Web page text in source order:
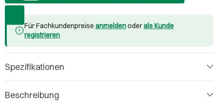
Für Fachkundenpreise anmeldenoderals Kunde
registrieren
Spezifikationen
Beschreibung